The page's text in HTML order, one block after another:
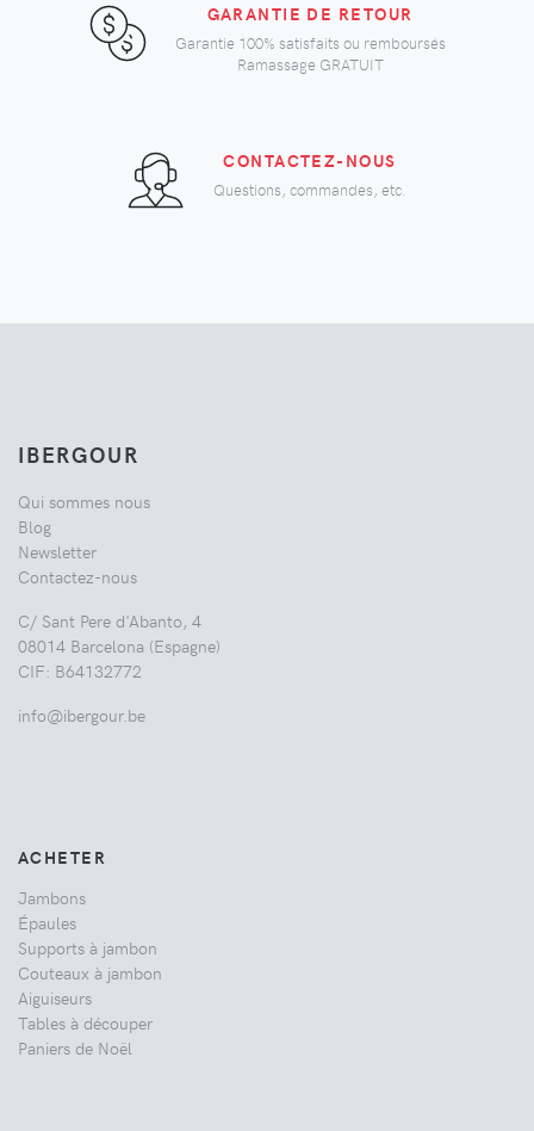
GARANTIE DE RETOUR
Garantie 100% satisfaits ou remboursés
Ramassage GRATUIT
CONTACTEZ-NOUS
Questions, commandes, etc.
IBERGOUR
Qui sommes nous
Blog
Newsletter
Contactez-nous
C/ Sant Pere d'Abanto, 4
08014 Barcelona (Espagne)
CIF: B64132772
info@ibergour.be
ACHETER
Jambons
Épaules
Supports à jambon
Couteaux à jambon
Aiguiseurs
Tables à découper
Paniers de Noël